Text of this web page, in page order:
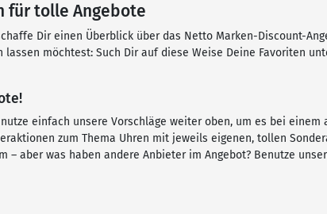
für tolle Angebote
Dir einen Überblick über das Netto Marken-Discount-
möchtest: Such Dir auf diese Weise Deine Favoriten
einfach unsere Vorschläge weiter oben, um es bei einem
zum Thema Uhren mit jeweils eigenen, tollen
aber was haben andere Anbieter im Angebot? Benutze